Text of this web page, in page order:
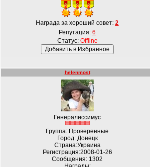
Награда за хороший совет: 2
Репутация: 6
Статус: Offline
helenmost
Генералиссимус
Группа: Проверенные
Город: Донецк
Страна:Украина
Регистрация:2008-01-26
Сообщения: 1302